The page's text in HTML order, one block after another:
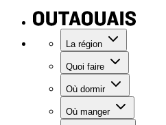
La région
Quoi faire
Où dormir
Où manger